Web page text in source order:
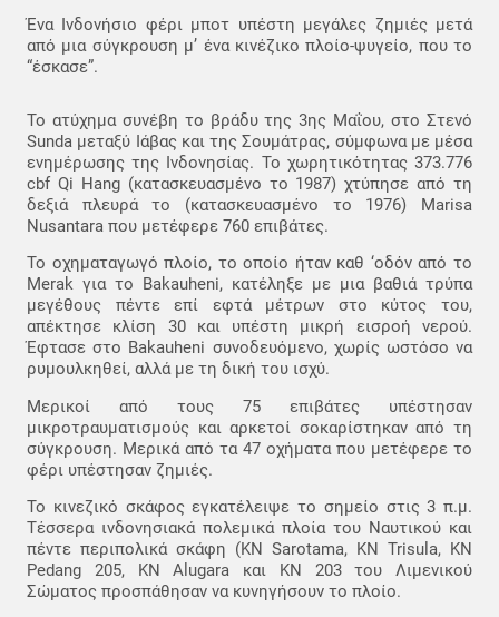
Ένα Ινδονήσιο φέρι μποτ υπέστη μεγάλες ζημιές μετά
από μια σύγκρουση μ’ ένα κινέζικο πλοίο-ψυγείο, που το
“έσκασε”.
Το ατύχημα συνέβη το βράδυ της 3ης Μαΐου, στο Στενό
Sunda μεταξύ Ιάβας και της Σουμάτρας, σύμφωνα με μέσα
ενημέρωσης της Ινδονησίας. Το χωρητικότητας 373.776
cbf Qi Hang (κατασκευασμένο το 1987) χτύπησε από τη
δεξιά πλευρά το (κατασκευασμένο το 1976) Marisa
Nusantara που μετέφερε 760 επιβάτες.
Το οχηματαγωγό πλοίο, το οποίο ήταν καθ ‘οδόν από το
Merak για το Bakauheni, κατέληξε με μια βαθιά τρύπα
μεγέθους πέντε επί εφτά μέτρων στο κύτος του,
απέκτησε κλίση 30 και υπέστη μικρή εισροή νερού.
Έφτασε στο Bakauheni συνοδευόμενο, χωρίς ωστόσο να
ρυμουλκηθεί, αλλά με τη δική του ισχύ.
Μερικοί από τους 75 επιβάτες υπέστησαν
μικροτραυματισμούς και αρκετοί σοκαρίστηκαν από τη
σύγκρουση. Μερικά από τα 47 οχήματα που μετέφερε το
φέρι υπέστησαν ζημιές.
Το κινεζικό σκάφος εγκατέλειψε το σημείο στις 3 π.μ.
Τέσσερα ινδονησιακά πολεμικά πλοία του Ναυτικού και
πέντε περιπολικά σκάφη (KN Sarotama, KN Trisula, KN
Pedang 205, KN Alugara και KN 203 του Λιμενικού
Σώματος προσπάθησαν να κυνηγήσουν το πλοίο.